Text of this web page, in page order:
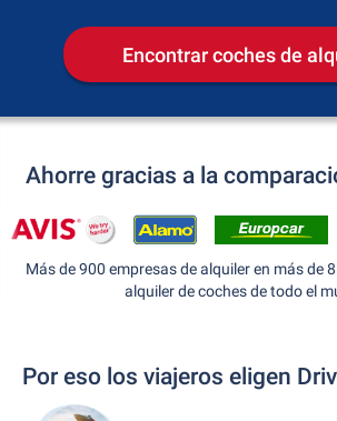
Encontrar coches de
Ahorre gracias a la
Más de 900 empresas de alquiler en más de
alquiler de coches de todo el
Por eso los viajeros eligen